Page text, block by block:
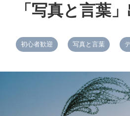
「写真と言葉
初心者歓迎 写真と言葉